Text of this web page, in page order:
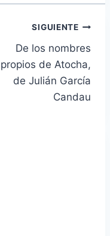
SIGUIENTE
De los nombres
propios de Atocha,
de Julián García
Candau